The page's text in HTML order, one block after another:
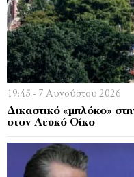
19:45 - 7 Αυγούστου 2026
Δικαστικό «μπλόκο»
στον Λευκό Οίκο